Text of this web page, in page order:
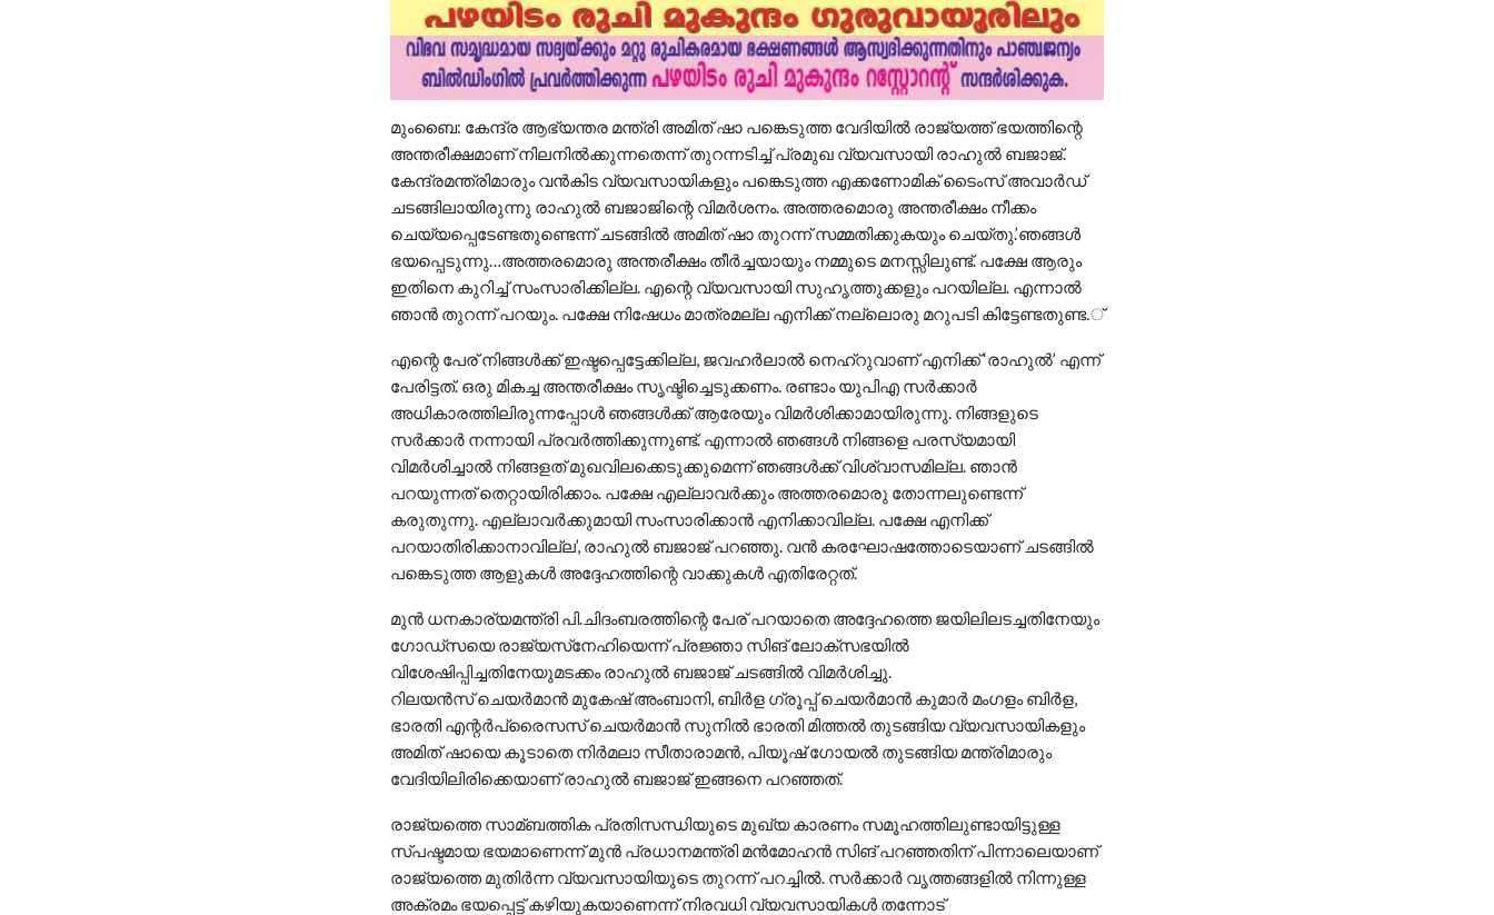
മുംബൈ: കേന്ദ്ര ആഭ്യന്തര മന്ത്രി അമിത് ഷാ പങ്കെടുത്ത വേദിയില്‍ രാജ്യത്ത് ഭയത്തിന്റെ
അന്തരീക്ഷമാണ് നിലനില്‍ക്കുന്നതെന്ന് തുറന്നടിച്ച്‌ പ്രമുഖ വ്യവസായി രാഹുല്‍ ബജാജ്.
കേന്ദ്രമന്ത്രിമാരും വന്‍കിട വ്യവസായികളും പങ്കെടുത്ത എക്കണോമിക് ടൈംസ് അവാര്‍ഡ്
ചടങ്ങിലായിരുന്നു രാഹുല്‍ ബജാജിന്റെ വിമര്‍ശനം. അത്തരമൊരു അന്തരീക്ഷം നീക്കം
ചെയ്യപ്പെടേണ്ടതുണ്ടെന്ന് ചടങ്ങില്‍ അമിത് ഷാ തുറന്ന് സമ്മതിക്കുകയും ചെയ്തു.’ഞങ്ങള്‍
ഭയപ്പെടുന്നു…അത്തരമൊരു അന്തരീക്ഷം തീര്‍ച്ചയായും നമ്മുടെ മനസ്സിലുണ്ട്. പക്ഷേ ആരും
ഇതിനെ കുറിച്ച്‌ സംസാരിക്കില്ല. എന്റെ വ്യവസായി സുഹൃത്തുക്കളും പറയില്ല. എന്നാല്‍
ഞാന്‍ തുറന്ന് പറയും. പക്ഷേ നിഷേധം മാത്രമല്ല എനിക്ക് നല്ലൊരു മറുപടി കിട്ടേണ്ടതുണ്ട.്
എന്റെ പേര് നിങ്ങള്‍ക്ക് ഇഷ്ടപ്പെട്ടേക്കില്ല, ജവഹര്‍ലാല്‍ നെഹ്‌റുവാണ് എനിക്ക് ‘രാഹുല്‍’ എന്ന്
പേരിട്ടത്. ഒരു മികച്ച അന്തരീക്ഷം സൃഷ്ടിച്ചെടുക്കണം. രണ്ടാം യുപിഎ സര്‍ക്കാര്‍
അധികാരത്തിലിരുന്നപ്പോള്‍ ഞങ്ങള്‍ക്ക് ആരേയും വിമര്‍ശിക്കാമായിരുന്നു. നിങ്ങളുടെ
സര്‍ക്കാര്‍ നന്നായി പ്രവര്‍ത്തിക്കുന്നുണ്ട്. എന്നാല്‍ ഞങ്ങള്‍ നിങ്ങളെ പരസ്യമായി
വിമര്‍ശിച്ചാല്‍ നിങ്ങളത് മുഖവിലക്കെടുക്കുമെന്ന് ഞങ്ങള്‍ക്ക് വിശ്വാസമില്ല. ഞാന്‍
പറയുന്നത് തെറ്റായിരിക്കാം. പക്ഷേ എല്ലാവര്‍ക്കും അത്തരമൊരു തോന്നലുണ്ടെന്ന്
കരുതുന്നു. എല്ലാവര്‍ക്കുമായി സംസാരിക്കാന്‍ എനിക്കാവില്ല. പക്ഷേ എനിക്ക്
പറയാതിരിക്കാനാവില്ല’, രാഹുല്‍ ബജാജ് പറഞ്ഞു. വന്‍ കരഘോഷത്തോടെയാണ് ചടങ്ങില്‍
പങ്കെടുത്ത ആളുകള്‍ അദ്ദേഹത്തിന്റെ വാക്കുകള്‍ എതിരേറ്റത്.
മുന്‍ ധനകാര്യമന്ത്രി പി.ചിദംബരത്തിന്റെ പേര് പറയാതെ അദ്ദേഹത്തെ ജയിലിലടച്ചതിനേയും
ഗോഡ്‌സയെ രാജ്യസ്‌നേഹിയെന്ന് പ്രജ്ഞാ സിങ് ലോക്‌സഭയില്‍
വിശേഷിപ്പിച്ചതിനേയുമടക്കം രാഹുല്‍ ബജാജ് ചടങ്ങില്‍ വിമര്‍ശിച്ചു.
റിലയന്‍സ് ചെയര്‍മാന്‍ മുകേഷ് അംബാനി, ബിര്‍ള ഗ്രൂപ്പ് ചെയര്‍മാന്‍ കുമാര്‍ മംഗളം ബിര്‍ള,
ഭാരതി എന്റര്‍പ്രൈസസ് ചെയര്‍മാന്‍ സുനില്‍ ഭാരതി മിത്തല്‍ തുടങ്ങിയ വ്യവസായികളും
അമിത് ഷായെ കൂടാതെ നിര്‍മലാ സീതാരാമന്‍, പിയൂഷ് ഗോയല്‍ തുടങ്ങിയ മന്ത്രിമാരും
വേദിയിലിരിക്കെയാണ് രാഹുല്‍ ബജാജ് ഇങ്ങനെ പറഞ്ഞത്.
രാജ്യത്തെ സാമ്ബത്തിക പ്രതിസന്ധിയുടെ മുഖ്യ കാരണം സമൂഹത്തിലുണ്ടായിട്ടുള്ള
സ്പഷ്ടമായ ഭയമാണെന്ന് മുന്‍ പ്രധാനമന്ത്രി മന്‍മോഹന്‍ സിങ് പറഞ്ഞതിന് പിന്നാലെയാണ്
രാജ്യത്തെ മുതിര്‍ന്ന വ്യവസായിയുടെ തുറന്ന് പറച്ചില്‍. സര്‍ക്കാര്‍ വൃത്തങ്ങളില്‍ നിന്നുള്ള
അക്രമം ഭയപ്പെട്ട് കഴിയുകയാണെന്ന് നിരവധി വ്യവസായികള്‍ തന്നോട്